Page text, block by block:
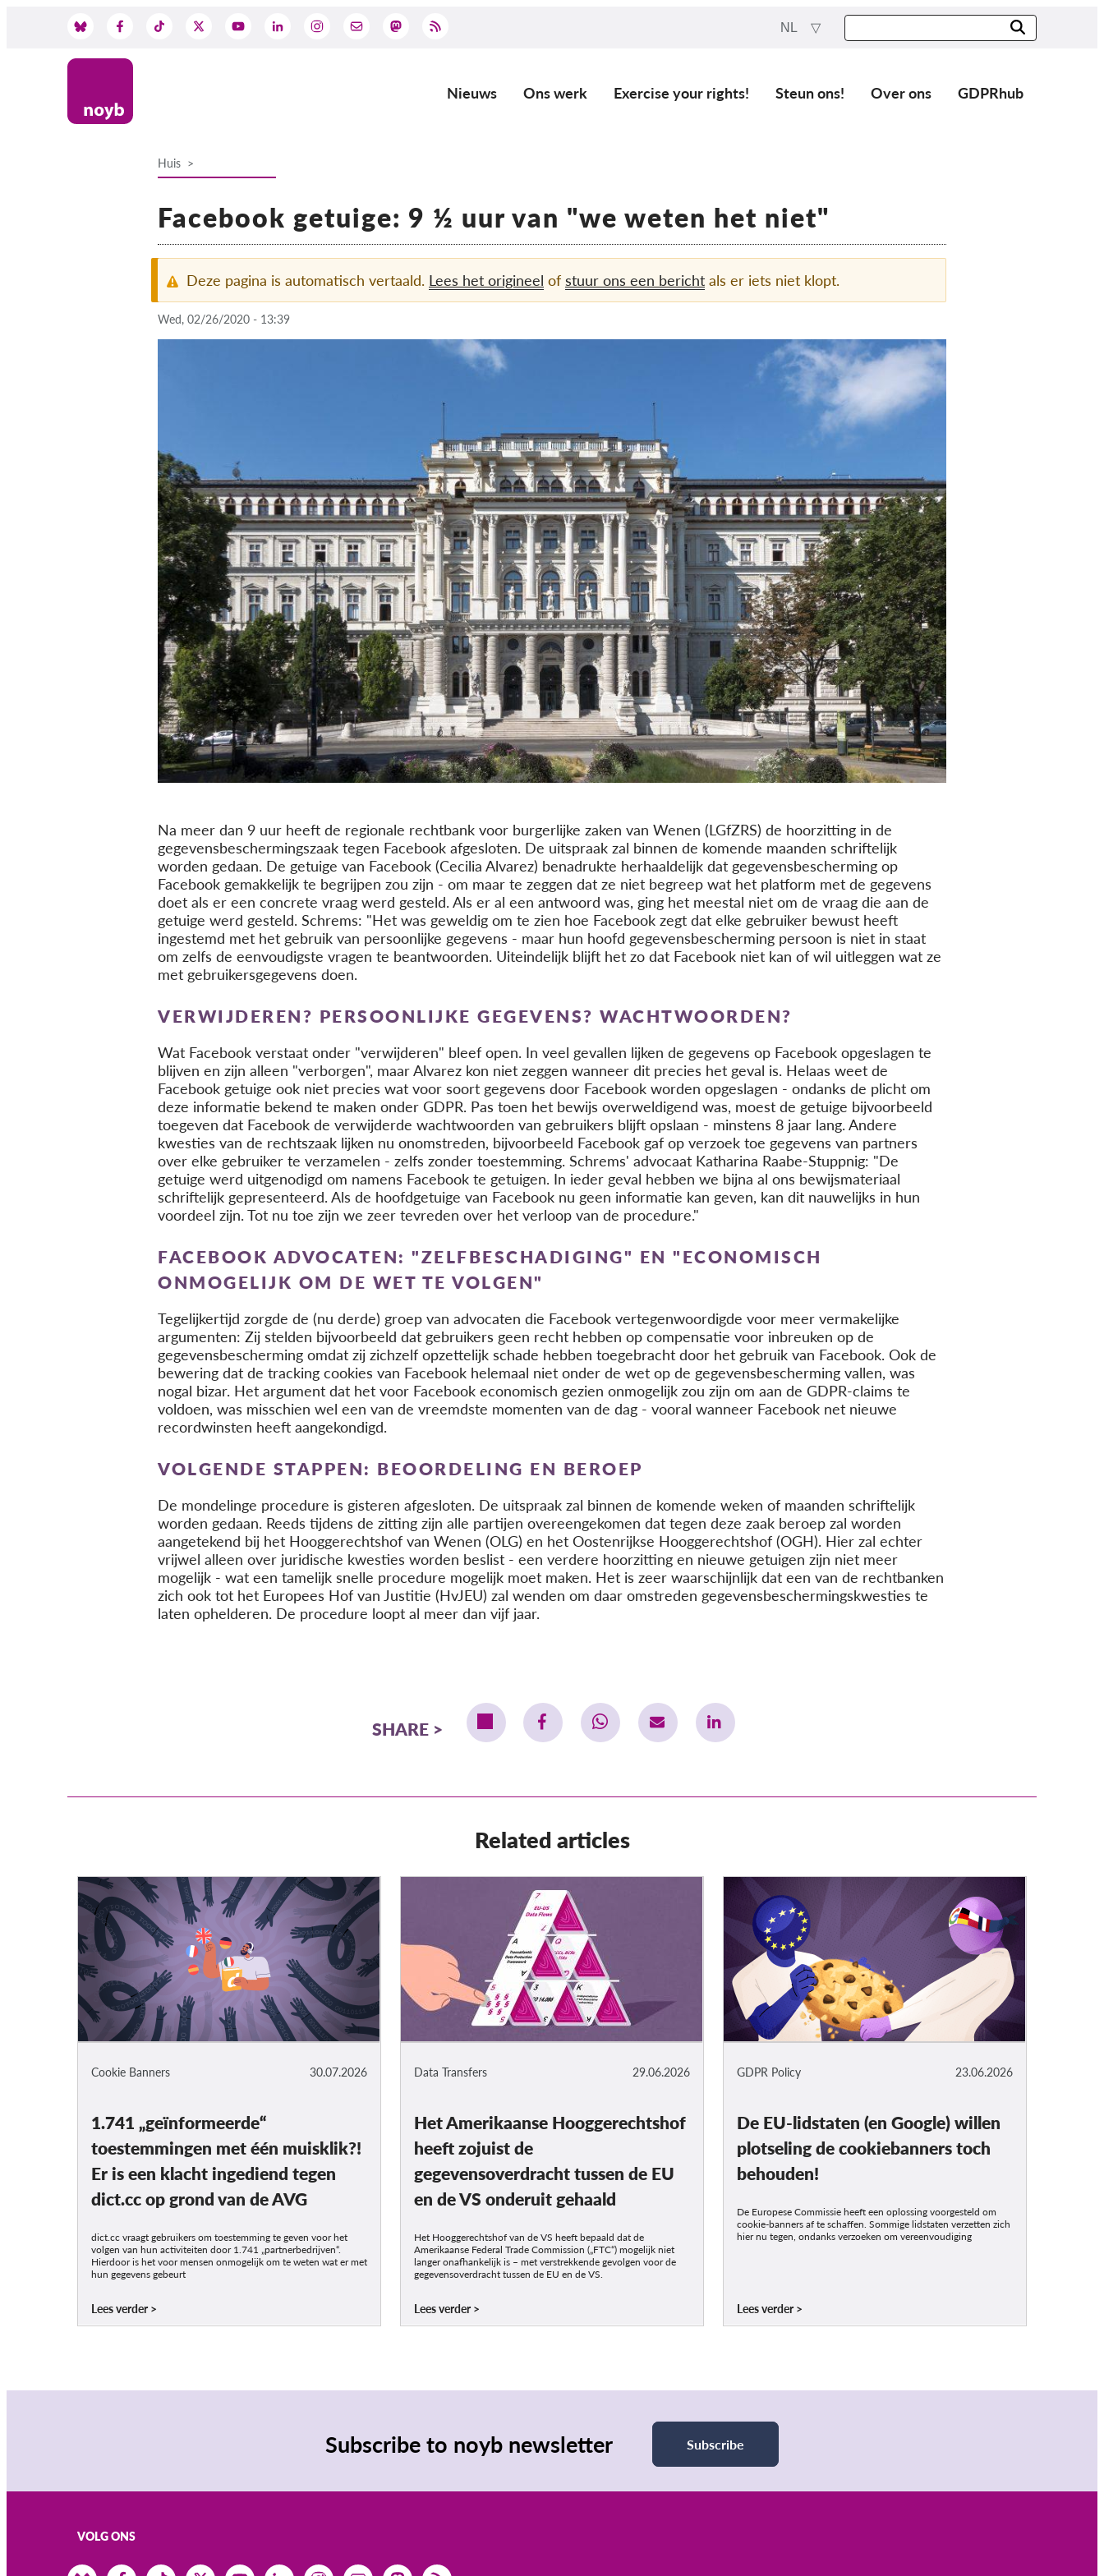
NL
Main
Nieuws Ons werk Exercise your rights! Steun ons! Over ons GDPRhub
Huis
Facebook getuige: 9 ½ uur van "we weten het niet"
Deze pagina is automatisch vertaald. Lees het origineel of stuur ons een bericht als er iets niet klopt.
Wed, 02/26/2020 - 13:39
Na meer dan 9 uur heeft de regionale rechtbank voor burgerlijke zaken van Wenen (LGfZRS) de hoorzitting in de
gegevensbeschermingszaak tegen Facebook afgesloten. De uitspraak zal binnen de komende maanden schriftelijk
worden gedaan. De getuige van Facebook (Cecilia Alvarez) benadrukte herhaaldelijk dat gegevensbescherming op
Facebook gemakkelijk te begrijpen zou zijn - om maar te zeggen dat ze niet begreep wat het platform met de gegevens
doet als er een concrete vraag werd gesteld. Als er al een antwoord was, ging het meestal niet om de vraag die aan de
getuige werd gesteld. Schrems: "Het was geweldig om te zien hoe Facebook zegt dat elke gebruiker bewust heeft
ingestemd met het gebruik van persoonlijke gegevens - maar hun hoofd gegevensbescherming persoon is niet in staat
om zelfs de eenvoudigste vragen te beantwoorden. Uiteindelijk blijft het zo dat Facebook niet kan of wil uitleggen wat ze
met gebruikersgegevens doen.
VERWIJDEREN? PERSOONLIJKE GEGEVENS? WACHTWOORDEN?
Wat Facebook verstaat onder "verwijderen" bleef open. In veel gevallen lijken de gegevens op Facebook opgeslagen te
blijven en zijn alleen "verborgen", maar Alvarez kon niet zeggen wanneer dit precies het geval is. Helaas weet de
Facebook getuige ook niet precies wat voor soort gegevens door Facebook worden opgeslagen - ondanks de plicht om
deze informatie bekend te maken onder GDPR. Pas toen het bewijs overweldigend was, moest de getuige bijvoorbeeld
toegeven dat Facebook de verwijderde wachtwoorden van gebruikers blijft opslaan - minstens 8 jaar lang. Andere
kwesties van de rechtszaak lijken nu onomstreden, bijvoorbeeld Facebook gaf op verzoek toe gegevens van partners
over elke gebruiker te verzamelen - zelfs zonder toestemming. Schrems' advocaat Katharina Raabe-Stuppnig: "De
getuige werd uitgenodigd om namens Facebook te getuigen. In ieder geval hebben we bijna al ons bewijsmateriaal
schriftelijk gepresenteerd. Als de hoofdgetuige van Facebook nu geen informatie kan geven, kan dit nauwelijks in hun
voordeel zijn. Tot nu toe zijn we zeer tevreden over het verloop van de procedure."
FACEBOOK ADVOCATEN: "ZELFBESCHADIGING" EN "ECONOMISCH
ONMOGELIJK OM DE WET TE VOLGEN"
Tegelijkertijd zorgde de (nu derde) groep van advocaten die Facebook vertegenwoordigde voor meer vermakelijke
argumenten: Zij stelden bijvoorbeeld dat gebruikers geen recht hebben op compensatie voor inbreuken op de
gegevensbescherming omdat zij zichzelf opzettelijk schade hebben toegebracht door het gebruik van Facebook. Ook de
bewering dat de tracking cookies van Facebook helemaal niet onder de wet op de gegevensbescherming vallen, was
nogal bizar. Het argument dat het voor Facebook economisch gezien onmogelijk zou zijn om aan de GDPR-claims te
voldoen, was misschien wel een van de vreemdste momenten van de dag - vooral wanneer Facebook net nieuwe
recordwinsten heeft aangekondigd.
VOLGENDE STAPPEN: BEOORDELING EN BEROEP
De mondelinge procedure is gisteren afgesloten. De uitspraak zal binnen de komende weken of maanden schriftelijk
worden gedaan. Reeds tijdens de zitting zijn alle partijen overeengekomen dat tegen deze zaak beroep zal worden
aangetekend bij het Hooggerechtshof van Wenen (OLG) en het Oostenrijkse Hooggerechtshof (OGH). Hier zal echter
vrijwel alleen over juridische kwesties worden beslist - een verdere hoorzitting en nieuwe getuigen zijn niet meer
mogelijk - wat een tamelijk snelle procedure mogelijk moet maken. Het is zeer waarschijnlijk dat een van de rechtbanken
zich ook tot het Europees Hof van Justitie (HvJEU) zal wenden om daar omstreden gegevensbeschermingskwesties te
laten ophelderen. De procedure loopt al meer dan vijf jaar.
SHARE
Related articles
30.07.2026
Cookie Banners
1.741 „geïnformeerde“
toestemmingen met één muisklik?!
Er is een klacht ingediend tegen
dict.cc op grond van de AVG
dict.cc vraagt gebruikers om toestemming te geven voor het
volgen van hun activiteiten door 1.741 „partnerbedrijven“.
Hierdoor is het voor mensen onmogelijk om te weten wat er met
hun gegevens gebeurt
Lees verder
29.06.2026
Data Transfers
Het Amerikaanse Hooggerechtshof
heeft zojuist de
gegevensoverdracht tussen de EU
en de VS onderuit gehaald
Het Hooggerechtshof van de VS heeft bepaald dat de
Amerikaanse Federal Trade Commission („FTC“) mogelijk niet
langer onafhankelijk is – met verstrekkende gevolgen voor de
gegevensoverdracht tussen de EU en de VS.
Lees verder
23.06.2026
GDPR Policy
De EU-lidstaten (en Google) willen
plotseling de cookiebanners toch
behouden!
De Europese Commissie heeft een oplossing voorgesteld om
cookie-banners af te schaffen. Sommige lidstaten verzetten zich
hier nu tegen, ondanks verzoeken om vereenvoudiging
Lees verder
Subscribe to noyb newsletter Subscribe
VOLG ONS